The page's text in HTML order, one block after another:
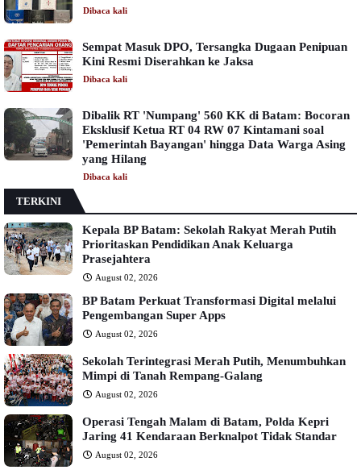
Dibaca kali
Sempat Masuk DPO, Tersangka Dugaan Penipuan
Kini Resmi Diserahkan ke Jaksa
Dibaca kali
Dibalik RT 'Numpang' 560 KK di Batam: Bocoran
Eksklusif Ketua RT 04 RW 07 Kintamani soal
'Pemerintah Bayangan' hingga Data Warga Asing
yang Hilang
Dibaca kali
TERKINI
Kepala BP Batam: Sekolah Rakyat Merah Putih
Prioritaskan Pendidikan Anak Keluarga
Prasejahtera
August 02, 2026
BP Batam Perkuat Transformasi Digital melalui
Pengembangan Super Apps
August 02, 2026
Sekolah Terintegrasi Merah Putih, Menumbuhkan
Mimpi di Tanah Rempang-Galang
August 02, 2026
Operasi Tengah Malam di Batam, Polda Kepri
Jaring 41 Kendaraan Berknalpot Tidak Standar
August 02, 2026